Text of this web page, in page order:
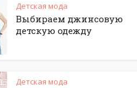
Детская мода
Выбираем джинсовую
детскую одежду
Детская мода